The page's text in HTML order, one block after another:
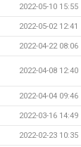
2022-05-10 15:55
2022-05-02 12:41
2022-04-22 08:06
2022-04-08 12:40
2022-04-04 09:46
2022-03-16 14:49
2022-02-23 10:35